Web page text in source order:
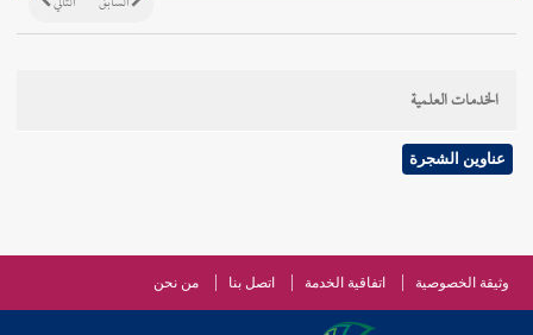
الخدمات العلمية
عناوين الشجرة
وثيقة الخصوصية اتفاقية الخدمة اتصل بنا من نحن